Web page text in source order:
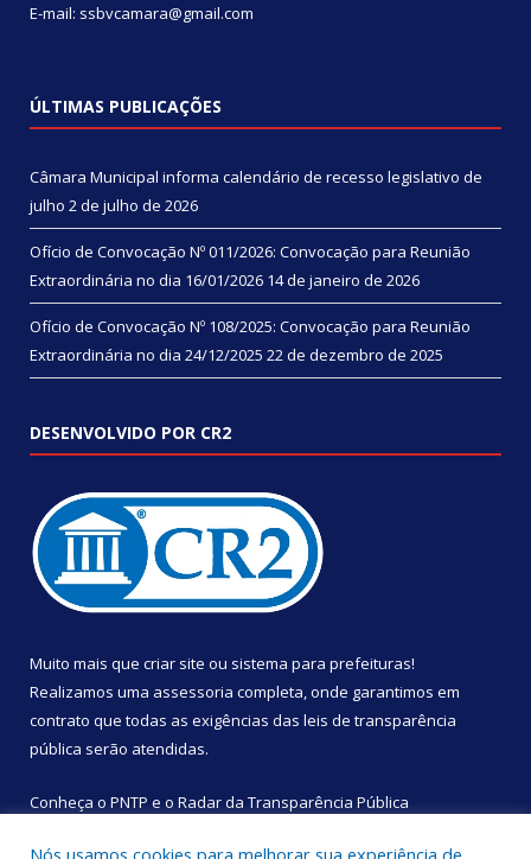
E-mail: ssbvcamara@gmail.com
ÚLTIMAS PUBLICAÇÕES
Câmara Municipal informa calendário de recesso legislativo de
julho 2 de julho de 2026
Ofício de Convocação Nº 011/2026: Convocação para Reunião
Extraordinária no dia 16/01/2026 14 de janeiro de 2026
Ofício de Convocação Nº 108/2025: Convocação para Reunião
Extraordinária no dia 24/12/2025 22 de dezembro de 2025
DESENVOLVIDO POR CR2
Muito mais que criar site ou sistema para prefeituras!
Realizamos uma assessoria completa, onde garantimos em
contrato que todas as exigências das leis de transparência
pública serão atendidas.
Conheça o PNTP e o Radar da Transparência Pública
Nós usamos cookies para melhorar sua experiência de